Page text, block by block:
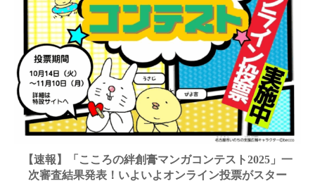
【速報】「こころの絆創膏マンガコンテスト2025」一
次審査結果発表！いよいよオンライン投票がスター